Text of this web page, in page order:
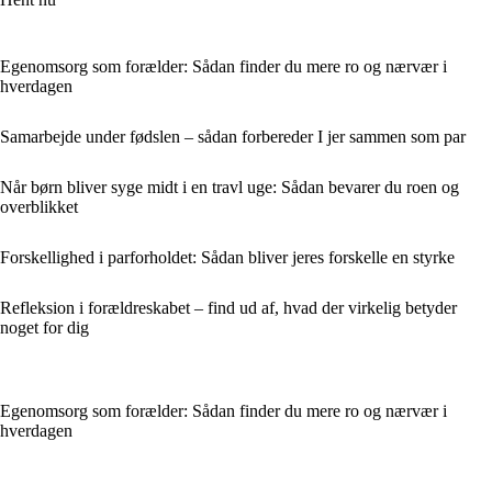
Egenomsorg som forælder: Sådan finder du mere ro og nærvær i
hverdagen
Samarbejde under fødslen – sådan forbereder I jer sammen som par
Når børn bliver syge midt i en travl uge: Sådan bevarer du roen og
overblikket
Forskellighed i parforholdet: Sådan bliver jeres forskelle en styrke
Refleksion i forældreskabet – find ud af, hvad der virkelig betyder
noget for dig
Egenomsorg som forælder: Sådan finder du mere ro og nærvær i
hverdagen